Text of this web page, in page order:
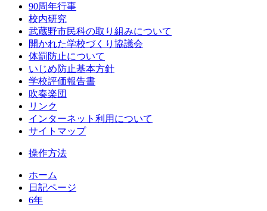
90周年行事
校内研究
武蔵野市民科の取り組みについて
開かれた学校づくり協議会
体罰防止について
いじめ防止基本方針
学校評価報告書
吹奏楽団
リンク
インターネット利用について
サイトマップ
操作方法
ホーム
日記ページ
6年